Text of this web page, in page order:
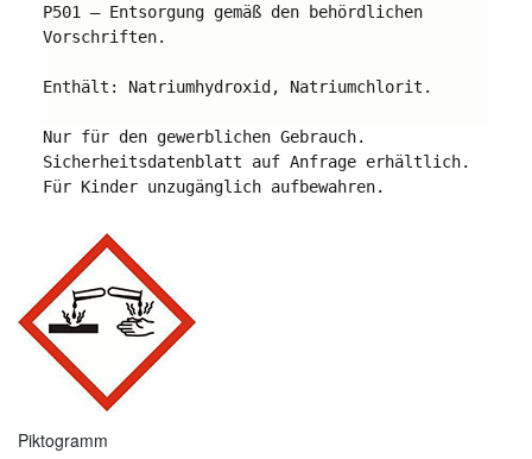
P501 – Entsorgung gemäß den behördlichen
Vorschriften.
Enthält: Natriumhydroxid, Natriumchlorit.
Nur für den gewerblichen Gebrauch.
Sicherheitsdatenblatt auf Anfrage erhältlich.
Für Kinder unzugänglich aufbewahren.
Piktogramm